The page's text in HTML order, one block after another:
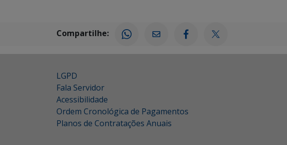
Compartilhe:
LGPD
Fala Servidor
Acessibilidade
Ordem Cronológica de Pagamentos
Planos de Contratações Anuais